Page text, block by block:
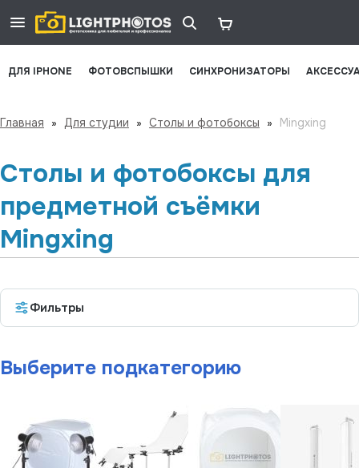
ДЛЯ IPHONE ФОТОВСПЫШКИ СИНХРОНИЗАТОРЫ
Главная » Для студии » Столы и фотобоксы » Mingxing
Столы и фотобоксы для
предметной съёмки
Mingxing
Фильтры
Выберите подкатегорию